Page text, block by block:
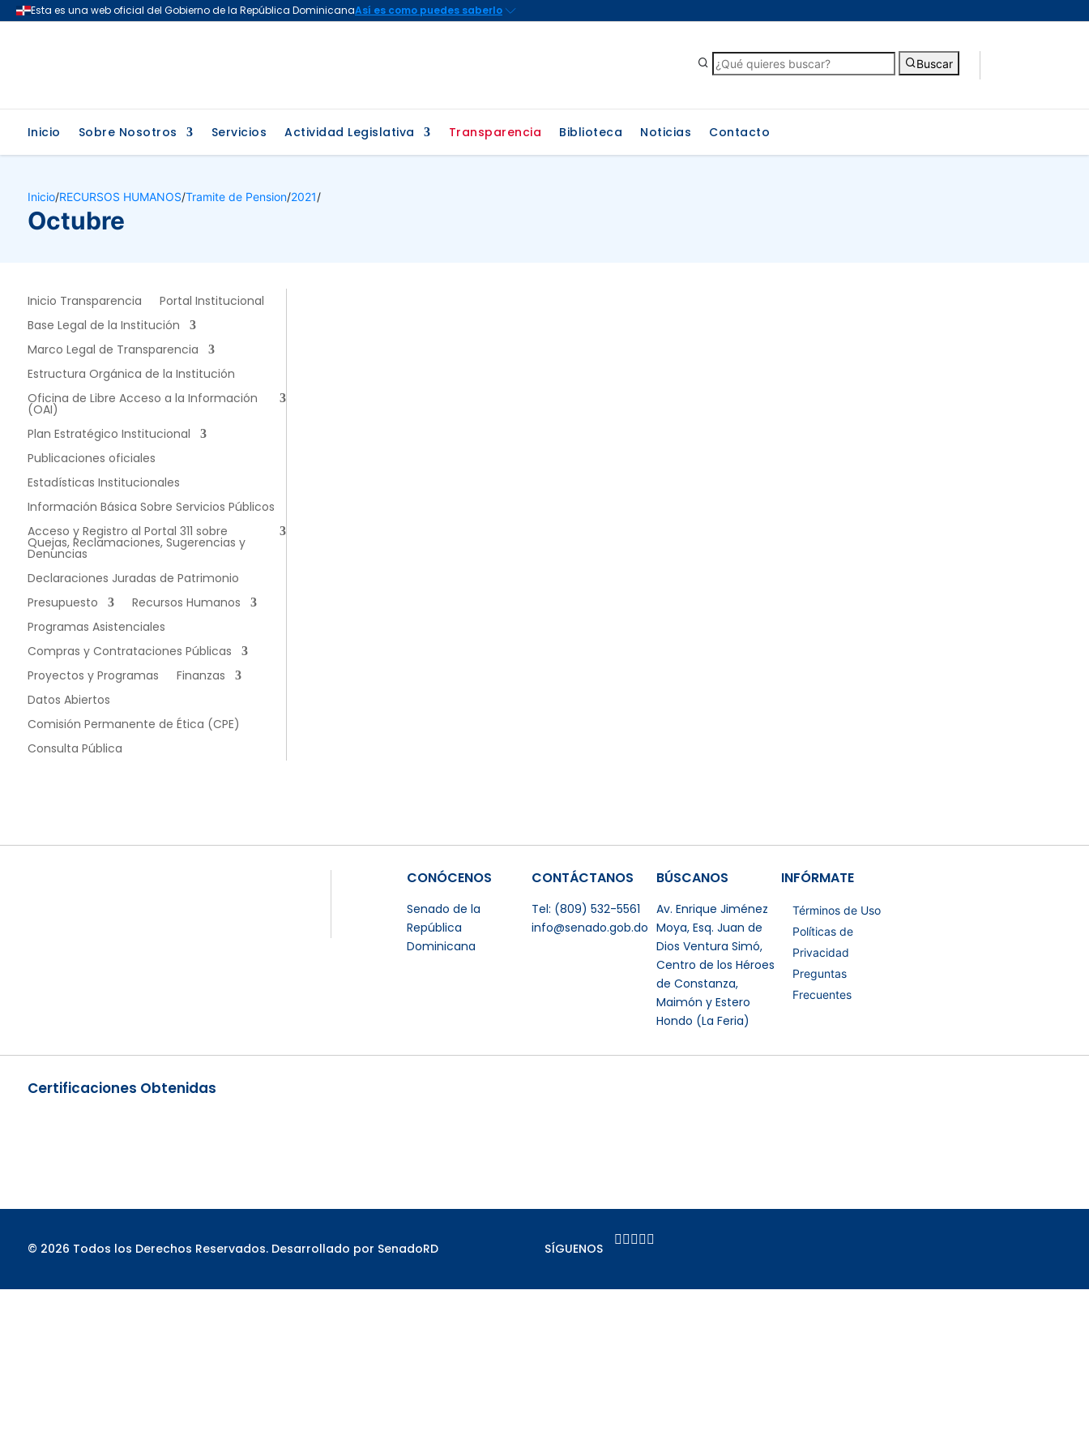
Buscar
Inicio Sobre Nosotros Servicios Actividad Legislativa Transparencia Biblioteca Noticias Contacto
Inicio/RECURSOS HUMANOS/Tramite de Pension/2021/
Octubre
Inicio Transparencia
Portal Institucional
Base Legal de la Institución
Marco Legal de Transparencia
Estructura Orgánica de la Institución
Oficina de Libre Acceso a la Información
(OAI)
Plan Estratégico Institucional
Publicaciones oficiales
Estadísticas Institucionales
Información Básica Sobre Servicios Públicos
Acceso y Registro al Portal 311 sobre
Quejas, Reclamaciones, Sugerencias y
Denuncias
Declaraciones Juradas de Patrimonio
Presupuesto
Recursos Humanos
Programas Asistenciales
Compras y Contrataciones Públicas
Proyectos y Programas
Finanzas
Datos Abiertos
Comisión Permanente de Ética (CPE)
Consulta Pública
CONÓCENOS
Senado de la
República
Dominicana
CONTÁCTANOS
Tel: (809) 532-5561
info@senado.gob.do
BÚSCANOS
Av. Enrique Jiménez
Moya, Esq. Juan de
Dios Ventura Simó,
Centro de los Héroes
de Constanza,
Maimón y Estero
Hondo (La Feria)
INFÓRMATE
Términos de Uso
Políticas de
Privacidad
Preguntas
Frecuentes
Certificaciones Obtenidas
© 2026 Todos los Derechos Reservados. Desarrollado por SenadoRD SÍGUENOS
    